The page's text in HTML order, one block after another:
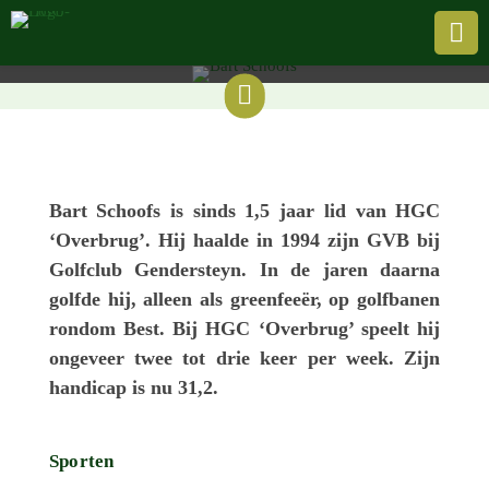


Bart Schoofs is sinds 1,5 jaar lid van HGC
‘Overbrug’. Hij haalde in 1994 zijn GVB bij
Golf­club Gender­steyn. In de jaren daarna
golfde hij, alleen als green­feeër, op golf­ba­nen
rondom Best. Bij HGC ‘Overbrug’ speelt hij
onge­veer twee tot drie keer per week. Zijn
handi­cap is nu 31,2.
Sporten